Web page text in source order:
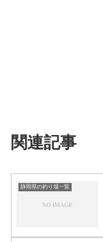
関連記事
静岡県の釣り場一覧